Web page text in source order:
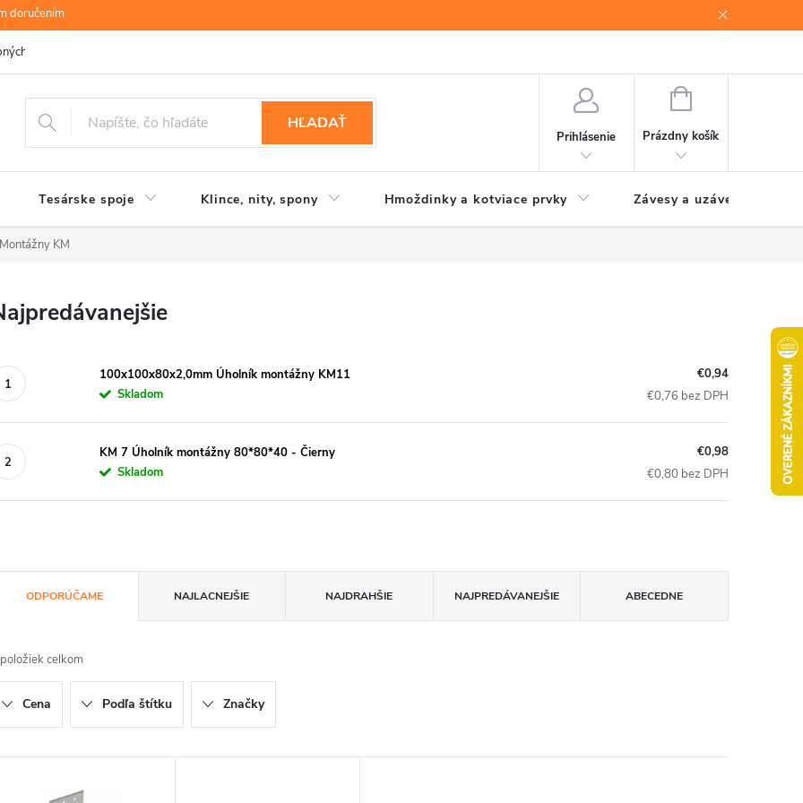
doručením
údajov
HĽADAŤ
Prihlásenie
NÁKUPNÝ
Prázdny košík
Tesárske spoje Klince, nity, spony Hmoždinky a kotviace prvky Závesy a uzávery brán
KM
100x100x80x2,0mm Úholník montážny KM11
Skladom
€0,94
€0,76 bez DPH
KM 7 Úholník montážny 80*80*40 - Čierny
Skladom
€0,98
€0,80 bez DPH
ODPORÚČAME NAJLACNEJŠIE NAJDRAHŠIE NAJPREDÁVANEJŠIE ABECEDNE
celkom
Cena Podľa štítku Značky